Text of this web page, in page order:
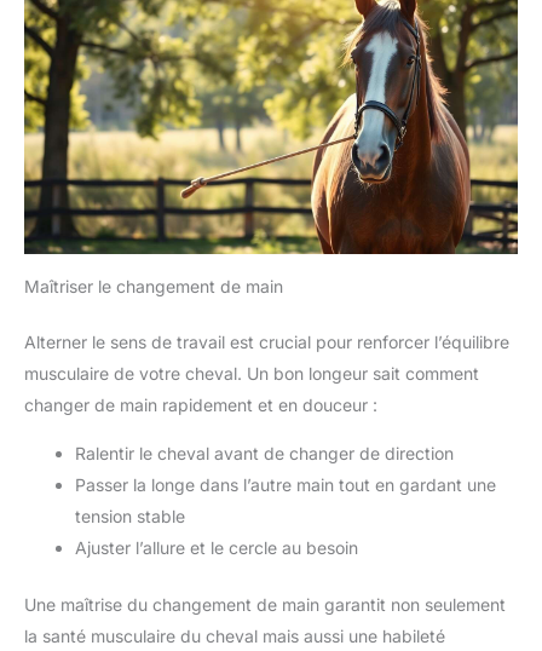
Maîtriser le changement de main
Alterner le sens de travail est crucial pour renforcer l’équilibre
musculaire de votre cheval. Un bon longeur sait comment
changer de main rapidement et en douceur :
Ralentir le cheval avant de changer de direction
Passer la longe dans l’autre main tout en gardant une
tension stable
Ajuster l’allure et le cercle au besoin
Une maîtrise du changement de main garantit non seulement
la santé musculaire du cheval mais aussi une habileté